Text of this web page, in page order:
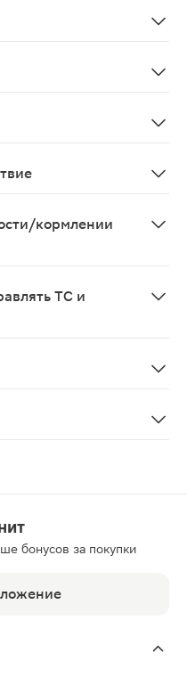
кормлении
ТС и
бонусов за покупки